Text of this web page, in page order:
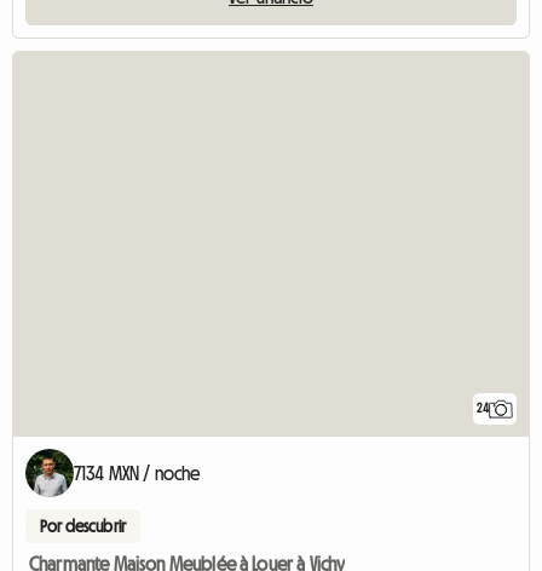
24
7134 MXN / noche
Por descubrir
Charmante Maison Meublée à Louer à Vichy